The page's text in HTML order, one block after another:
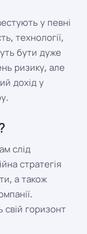
у певні
технології,
бути дуже
ризику, але
дохід у
слід
стратегія
а також
свій горизонт